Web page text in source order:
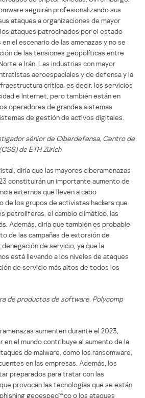
seguirán profesionalizando sus
ataques a organizaciones de mayor
ataques patrocinados por el estado
el escenario de las amenazas y no se
de las tensiones geopolíticas entre
e Irán. Las industrias con mayor
aeroespaciales y de defensa y la
crítica, es decir, los servicios
e Internet, pero también están en
operadores de grandes sistemas
de gestión de activos digitales.
sénior de Ciberdefensa, Centro de
de ETH Zürich
diría que las mayores ciberamenazas
constituirán un importante aumento de
externos que lleven a cabo
de los grupos de activistas hackers que
petrolíferas, el cambio climático, las
Además, diría que también es probable
de las campañas de extorsión de
de servicio, ya que la
está llevando a los niveles de ataques
de servicio más altos de todos los
de productos de software, Polycomp
aumenten durante el 2023,
en el mundo contribuye al aumento de la
de malware, como los ransomware,
en las empresas. Además, los
preparados para tratar con las
provocan las tecnologías que se están
geoespecífico o los ataques